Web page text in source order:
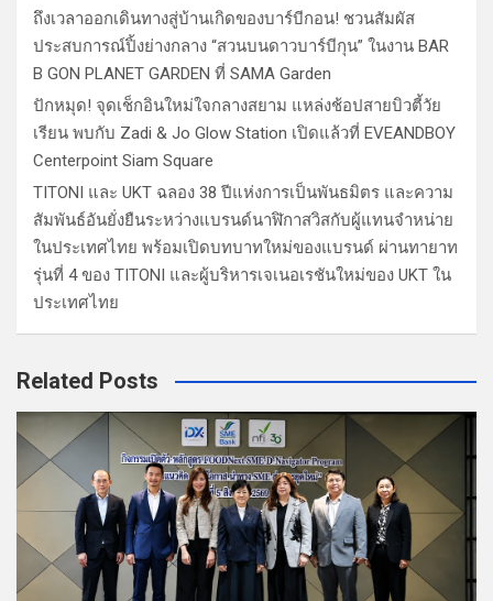
ถึงเวลาออกเดินทางสู่บ้านเกิดของบาร์บีกอน! ชวนสัมผัส
ประสบการณ์ปิ้งย่างกลาง “สวนบนดาวบาร์บีกุน” ในงาน BAR
B GON PLANET GARDEN ที่ SAMA Garden
ปักหมุด! จุดเช็กอินใหม่ใจกลางสยาม แหล่งช้อปสายบิวตี้วัย
เรียน พบกับ Zadi & Jo Glow Station เปิดแล้วที่ EVEANDBOY
Centerpoint Siam Square
TITONI และ UKT ฉลอง 38 ปีแห่งการเป็นพันธมิตร และความ
สัมพันธ์อันยั่งยืนระหว่างแบรนด์นาฬิกาสวิสกับผู้แทนจำหน่าย
ในประเทศไทย พร้อมเปิดบทบาทใหม่ของแบรนด์ ผ่านทายาท
รุ่นที่ 4 ของ TITONI และผู้บริหารเจเนอเรชันใหม่ของ UKT ใน
ประเทศไทย
Related Posts